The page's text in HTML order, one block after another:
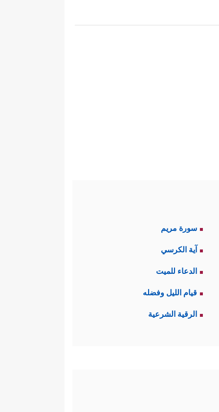
سورة مريم
آية الكرسي
الدعاء للميت
قيام الليل وفضله
الرقية الشرعية